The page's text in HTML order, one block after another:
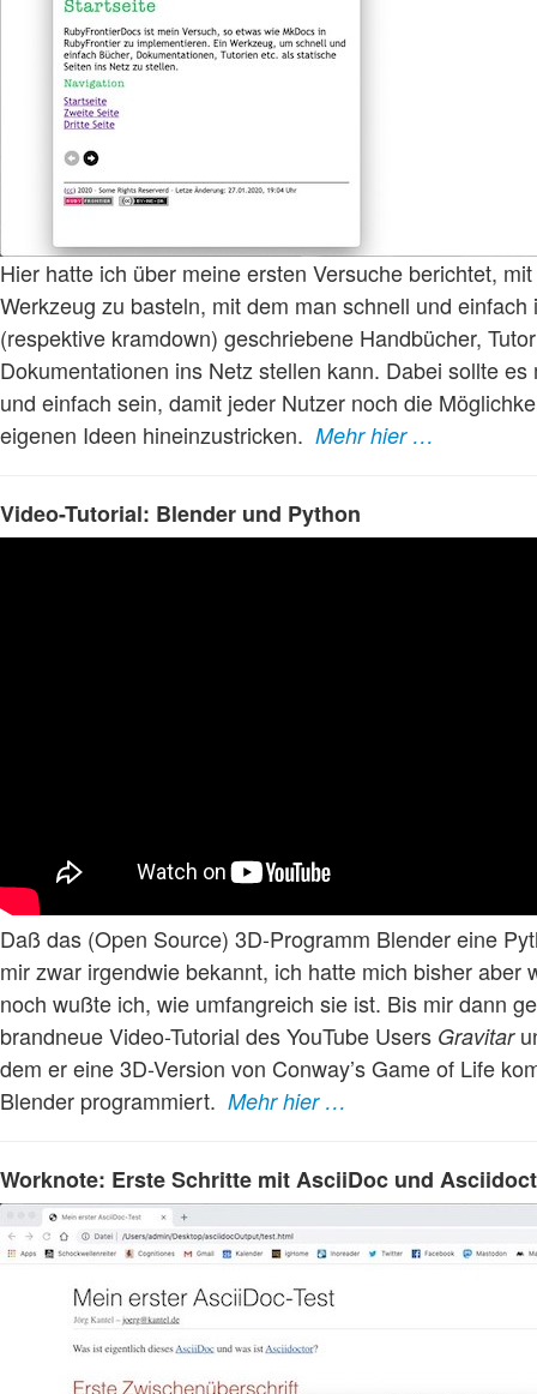
Hier hatte ich über meine ersten Versuche berichtet,
Werkzeug zu basteln, mit dem man schnell und einfach
(respektive kramdown) geschriebene Handbücher,
Dokumentationen ins Netz stellen kann. Dabei sollte
und einfach sein, damit jeder Nutzer noch die
eigenen Ideen hineinzustricken. Mehr hier …
Video-Tutorial: Blender und Python
Daß das (Open Source) 3D-Programm Blender eine
mir zwar irgendwie bekannt, ich hatte mich bisher aber
noch wußte ich, wie umfangreich sie ist. Bis mir dann
brandneue Video-Tutorial des YouTube Users Gravitar
dem er eine 3D-Version von Conway’s Game of Life
Blender programmiert. Mehr hier …
Worknote: Erste Schritte mit AsciiDoc und